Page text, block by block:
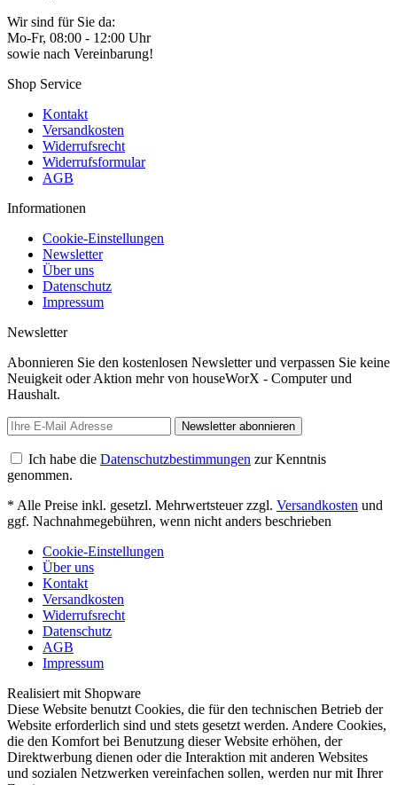
Wir sind für Sie da:
Mo-Fr, 08:00 - 12:00 Uhr
sowie nach Vereinbarung!
Shop Service
Kontakt
Versandkosten
Widerrufsrecht
Widerrufsformular
AGB
Informationen
Cookie-Einstellungen
Newsletter
Über uns
Datenschutz
Impressum
Newsletter
Abonnieren Sie den kostenlosen Newsletter und verpassen Sie keine
Neuigkeit oder Aktion mehr von houseWorX - Computer und
Haushalt.
Newsletter abonnieren
Ich habe die Datenschutzbestimmungen zur Kenntnis
genommen.
* Alle Preise inkl. gesetzl. Mehrwertsteuer zzgl. Versandkosten und
ggf. Nachnahmegebühren, wenn nicht anders beschrieben
Cookie-Einstellungen
Über uns
Kontakt
Versandkosten
Widerrufsrecht
Datenschutz
AGB
Impressum
Realisiert mit Shopware
Diese Website benutzt Cookies, die für den technischen Betrieb der
Website erforderlich sind und stets gesetzt werden. Andere Cookies,
die den Komfort bei Benutzung dieser Website erhöhen, der
Direktwerbung dienen oder die Interaktion mit anderen Websites
und sozialen Netzwerken vereinfachen sollen, werden nur mit Ihrer